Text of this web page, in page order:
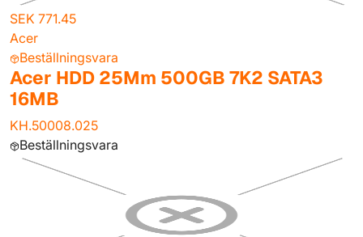
SEK 771.45
Acer
Beställningsvara
Acer HDD 25Mm 500GB 7K2 SATA3
16MB
KH.50008.025
Beställningsvara